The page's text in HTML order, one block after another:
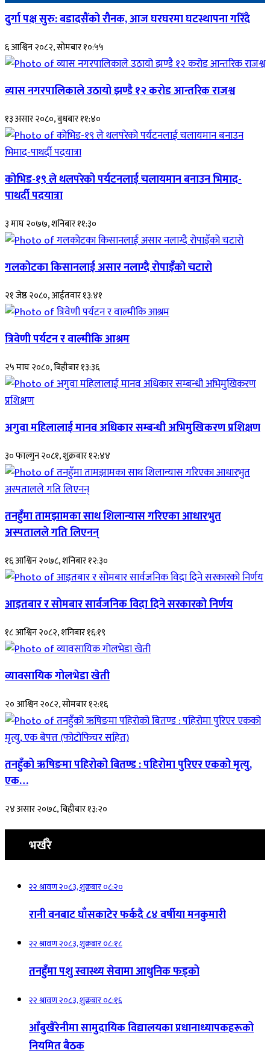
दुर्गा पक्ष सुरु: बडादसैंको रौनक, आज घरघरमा घटस्थापना गरिँदै
६ आश्विन २०८२, सोमबार १०:५५
व्यास नगरपालिकाले उठायो झण्डै १२ करोड आन्तरिक राजश्व
१३ असार २०८०, बुधबार ११:४०
कोभिड-१९ ले थलपरेको पर्यटनलाई चलायमान बनाउन भिमाद-
पाथर्दी पदयात्रा
३ माघ २०७७, शनिबार ११:३०
गलकोटका किसानलाई असार नलाग्दै रोपाइँको चटारो
२१ जेष्ठ २०८०, आईतवार १३:४१
त्रिवेणी पर्यटन र वाल्मीकि आश्रम
२५ माघ २०८०, बिहीबार १३:३६
अगुवा महिलालाई मानव अधिकार सम्बन्धी अभिमुखिकरण प्रशिक्षण
३० फाल्गुन २०८१, शुक्रबार १२:४४
तनहुँमा तामझामका साथ शिलान्यास गरिएका आधारभुत
अस्पतालले गति लिएनन्
१६ आश्विन २०७८, शनिबार १२:३०
आइतबार र सोमबार सार्वजनिक विदा दिने सरकारको निर्णय
१८ आश्विन २०८२, शनिबार १६:१९
व्यावसायिक गोलभेडा खेती
२० आश्विन २०८२, सोमबार १२:१६
तनहुँको ऋषिङमा पहिरोको बितण्ड : पहिरोमा पुरिएर एकको मृत्यु,
एक…
२४ असार २०७८, बिहीबार १३:२०
भर्खरै
२२ श्रावण २०८३, शुक्रबार ०८:२०
रानी वनबाट घाँसकाटेर फर्कदै ८४ वर्षीया मनकुमारी
२२ श्रावण २०८३, शुक्रबार ०८:१८
तनहुँमा पशु स्वास्थ्य सेवामा आधुनिक फड्को
२२ श्रावण २०८३, शुक्रबार ०८:१६
आँबुखैरेनीमा सामुदायिक विद्यालयका प्रधानाध्यापकहरूको
नियमित बैठक